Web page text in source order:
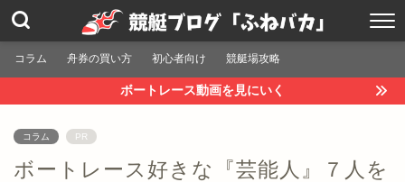
コラム 舟券の買い方 初心者向け 競艇場攻略
ボートレース動画を見にいく
コラム PR
ボートレース好きな『芸能人』７人を